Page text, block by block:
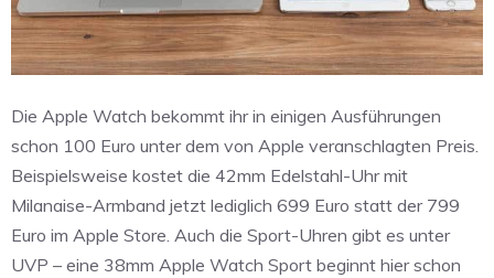
Die Apple Watch bekommt ihr in einigen Ausführungen
schon 100 Euro unter dem von Apple veranschlagten Preis.
Beispielsweise kostet die 42mm Edelstahl-Uhr mit
Milanaise-Armband jetzt lediglich 699 Euro statt der 799
Euro im Apple Store. Auch die Sport-Uhren gibt es unter
UVP – eine 38mm Apple Watch Sport beginnt hier schon